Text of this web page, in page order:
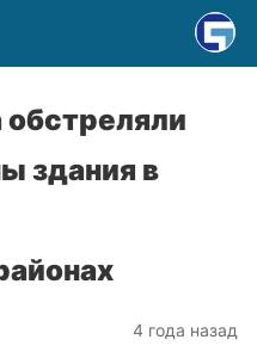
здания в
4 года назад